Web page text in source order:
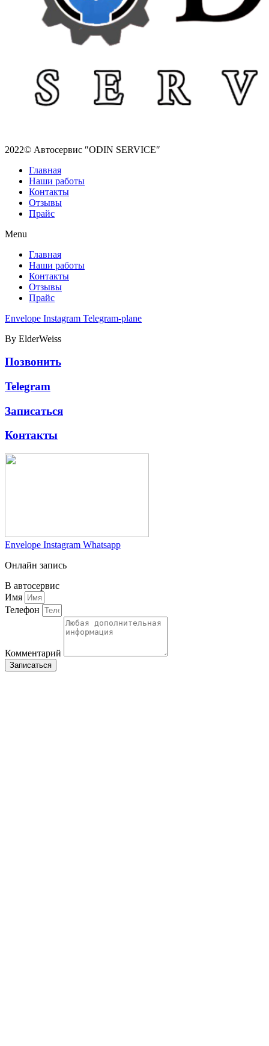
2022© Автосервис ″ODIN SERVICE″
Главная
Наши работы
Контакты
Отзывы
Прайс
Menu
Главная
Наши работы
Контакты
Отзывы
Прайс
Envelope Instagram Telegram-plane
By ElderWeiss
Позвонить
Telegram
Записаться
Контакты
Envelope Instagram Whatsapp
Онлайн запись
В автосервис
Имя
Телефон
Комментарий
Записаться